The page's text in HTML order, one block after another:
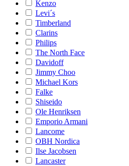
Kenzo
Levi´s
Timberland
Clarins
Philips
The North Face
Davidoff
Jimmy Choo
Michael Kors
Falke
Shiseido
Ole Henriksen
Emporio Armani
Lancome
OBH Nordica
Ilse Jacobsen
Lancaster